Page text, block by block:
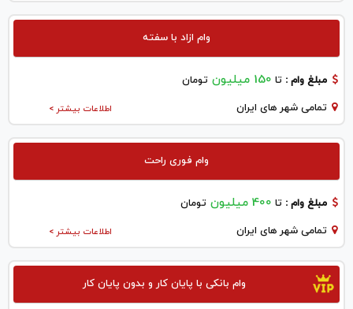
وام ازاد با سفته
مبلغ وام : تا 150 میلیون تومان
اطلاعات بیشتر > تمامی شهر های ایران
وام فوری راحت
مبلغ وام : تا 400 میلیون تومان
اطلاعات بیشتر > تمامی شهر های ایران
وام بانکی با پایان کار و بدون پایان کار